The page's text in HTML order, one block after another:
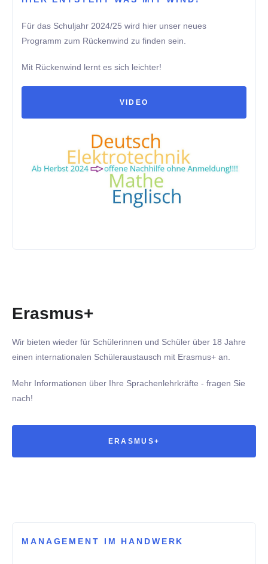
Für das Schuljahr 2024/25 wird hier unser neues
Programm zum Rückenwind zu finden sein.
Mit Rückenwind lernt es sich leichter!
VIDEO
Erasmus+
Wir bieten wieder für Schülerinnen und Schüler über 18 Jahre
einen internationalen Schüleraustausch mit Erasmus+ an.
Mehr Informationen über Ihre Sprachenlehrkräfte - fragen Sie
nach!
ERASMUS+
MANAGEMENT IM HANDWERK